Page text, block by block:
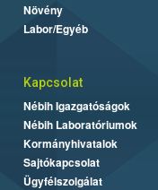
Növény
Labor/Egyéb
Kapcsolat
Nébih Igazgatóságok
Nébih Laboratóriumok
Kormányhivatalok
Sajtókapcsolat
Ügyfélszolgálat